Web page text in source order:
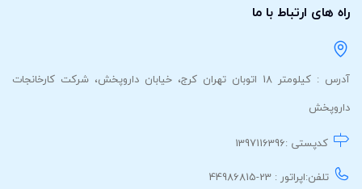
های ارتباط با ما
آدرس : کیلومتر 18 اتوبان تهران کرج، خیابان داروپخش، شرکت کارخانجات
کدپستی :1397116396
تلفن:اپراتور : 23-44986815